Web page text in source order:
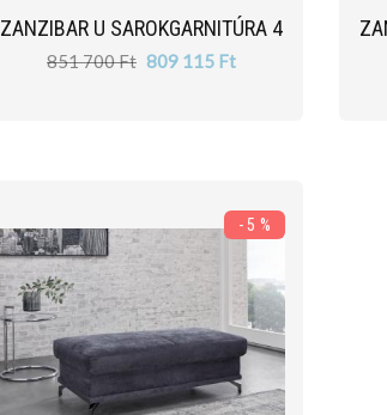
ZANZIBAR U SAROKGARNITÚRA 4
851 700 Ft 809 115 Ft
- 5 %